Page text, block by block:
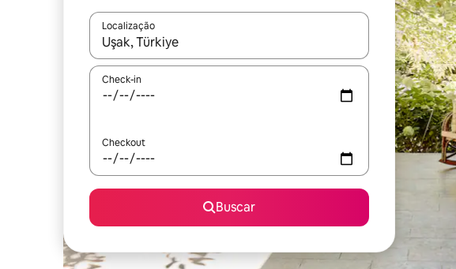
Localização
Quando os resultados estiverem disponíveis, explore-os usando as
Check-in
Checkout
Buscar